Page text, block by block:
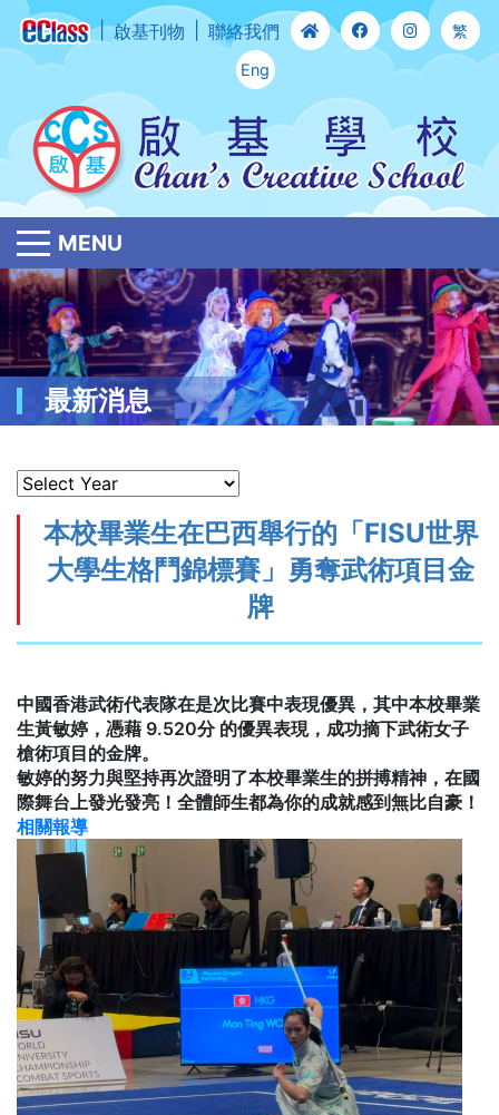
啟基刊物 聯絡我們 繁
Eng
MENU
最新消息
本校畢業生在巴西舉行的「FISU世界
大學生格鬥錦標賽」勇奪武術項目金
牌
中國香港武術代表隊在是次比賽中表現優異，其中本校畢業
生黃敏婷，憑藉 9.520分 的優異表現，成功摘下武術女子
槍術項目的金牌。
敏婷的努力與堅持再次證明了本校畢業生的拼搏精神，在國
際舞台上發光發亮！全體師生都為你的成就感到無比自豪！
相關報導